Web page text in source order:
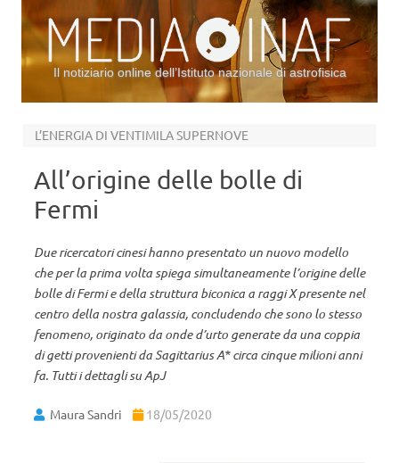
Il notiziario online dell’Istituto nazionale di astrofisica
L’ENERGIA DI VENTIMILA SUPERNOVE
All’origine delle bolle di
Fermi
Due ricercatori cinesi hanno presentato un nuovo modello
che per la prima volta spiega simultaneamente l’origine delle
bolle di Fermi e della struttura biconica a raggi X presente nel
centro della nostra galassia, concludendo che sono lo stesso
fenomeno, originato da onde d’urto generate da una coppia
di getti provenienti da Sagittarius A* circa cinque milioni anni
fa. Tutti i dettagli su ApJ
Maura Sandri 18/05/2020